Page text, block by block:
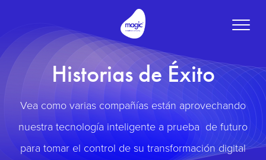
Toggle
Historias de Éxito
Vea como varias compañías están aprovechando
nuestra tecnología inteligente a prueba de futuro
para tomar el control de su transformación digital